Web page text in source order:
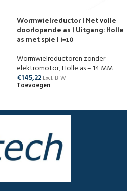
Wormwielreductor | Met volle
doorlopende as | Uitgang: Holle
as met spie | i=10
Wormwielreductoren zonder
elektromotor,Holle as – 14 MM
€145,22 Excl. BTW
Toevoegen